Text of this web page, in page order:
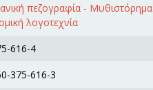
πεζογραφία - Μυθιστόρημα
λογοτεχνία
616-4
375-616-3